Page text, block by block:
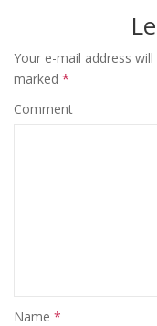
Your e-mail address
marked *
Comment
Name *